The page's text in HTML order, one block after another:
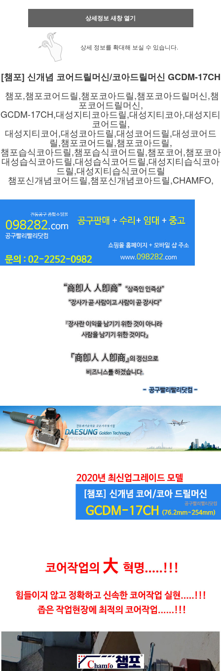
상세정보 새창 열기
상세 정보를 확대해 보실 수 있습니다.
[챔포] 신개념 코어드릴머신/코아드릴머신 GCDM-17CH
챔포,챔포코어드릴,챔포코아드릴,챔포코아드릴머신,챔
포코어드릴머신,
GCDM-17CH,대성지티코아드릴,대성지티코아,대성지티
코어드릴,
대성지티코어,대성코아드릴,대성코어드릴,대성코어드
릴,챔포코어드릴,챔포코아드릴,
챔포습식코아드릴,챔포습식코어드릴,챔포코어,챔포코아
대성습식코아드릴,대성습식코어드릴,대성지티습식코아
드릴,대성지티습식코어드릴
챔포신개념코어드릴,챔포신개념코아드릴,CHAMFO,